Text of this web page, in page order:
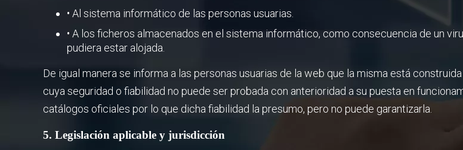
• Al sistema informático de las personas usuarias.
• A los ficheros almacenados en el sistema informático, como consecuencia de un
pudiera estar alojada.
De igual manera se informa a las personas usuarias de la web que la misma está
cuya seguridad o fiabilidad no puede ser probada con anterioridad a su puesta en
catálogos oficiales por lo que dicha fiabilidad la presumo, pero no puede garantizarla.
5. Legislación aplicable y jurisdicción